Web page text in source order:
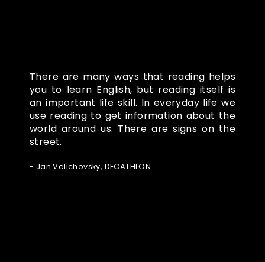
There are many ways that reading helps
you to learn English, but reading itself is
an important life skill. In everyday life we
use reading to get information about the
world around us. There are signs on the
street.
- Jan Velichovsky, DECATHLON